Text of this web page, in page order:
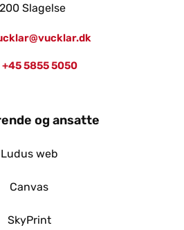
Slagelse
+45 5855 5050
og ansatte
Ludus web
Canvas
SkyPrint